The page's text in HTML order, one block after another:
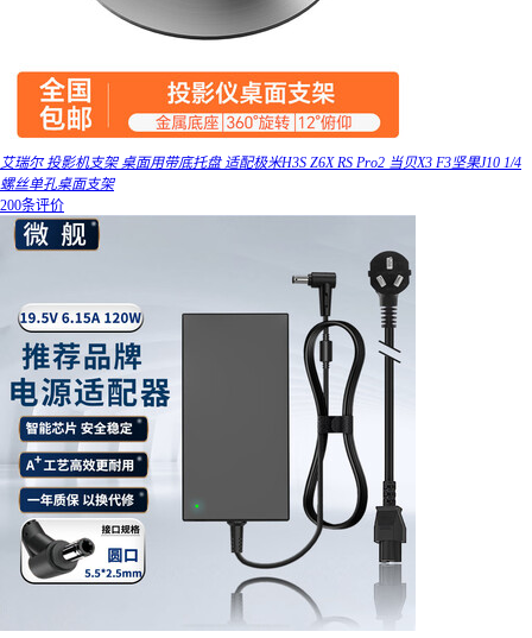
艾瑞尔 投影机支架 桌面用带底托盘 适配极米H3S Z6X RS Pro2 当贝X3 F3坚果J10 1/4
螺丝单孔桌面支架
200条评价